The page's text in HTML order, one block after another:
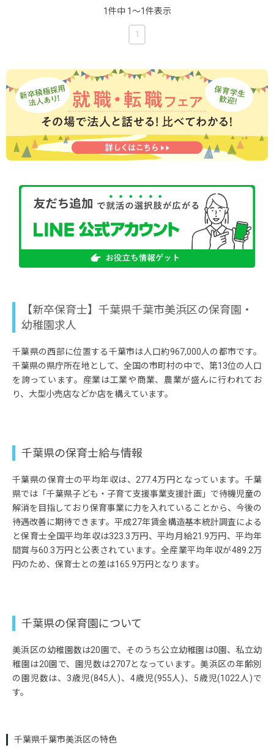
・研修手当：2,000円
・固定残業手当：30,000円／20時間※時間超過分
幼稚園教諭種二免許：月給244,000円
・基本給：184,000円
・研修手当：2,000円
・地域手当：21,000円
・固定残業手当：30,000円／20時間※時間超過分
別途支給
・他各種手当：7,000円
・基本給：196,000円
・研修手当：2,000円
・固定残業手当：30,000円／20時間※時間分別途
・他各種手当：7,000円
月分
昇給：年1回 4月
住宅手当：上限月20,000円 ※保育士有資格者は
上限月62,000円
処遇改善調整手当
業務手当（長期休業期間保育業務・預かり手当
りはありません。
＜モデル月収例＞
入職2年目・幼稚園教諭免許第一種
月給：273,050円
基本給：191,000円
諸手当：82,050円
入職5年目・幼稚園教諭免許第一種
月給：390,208円
入職10年目・幼稚園教諭免許第二種
基本給：201,000円
住宅手当：82,000円
管理職手当等：126,000円
1件中 1〜1件表示
1
【新卒保育士】千葉県千葉市美浜区の保育園・
幼稚園求人
千葉県の西部に位置する千葉市は人口約967,000人の都市です。
千葉県の県庁所在地として、全国の市町村の中で、第13位の人口
を誇っています。産業は工業や商業、農業が盛んに行われてお
り、大型小売店などか店を構えています。
千葉県の保育士給与情報
千葉県の保育士の平均年収は、277.4万円となっています。千葉
県では「千葉県子ども・子育て支援事業支援計画」で待機児童の
解消を目指しており保育事業に力を入れていることから、今後の
待遇改善に期待できます。平成27年賃金構造基本統計調査による
と保育士全国平均年収は323.3万円、平均月給21.9万円、平均年
間賞与60.3万円と公表されています。全産業平均年収が489.2万
円のため、保育士との差は165.9万円となります。
千葉県の保育園について
美浜区の幼稚園数は20園で、そのうち公立幼稚園は0園、私立幼
稚園は20園で、園児数は2707となっています。美浜区の年齢別
の園児数は、3歳児(845人)、4歳児(955人)、5歳児(1022人)で
す。
千葉県千葉市美浜区の特色